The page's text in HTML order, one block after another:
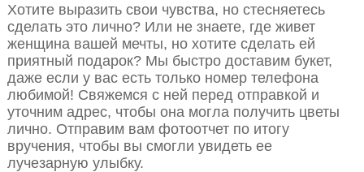
Хотите выразить свои чувства, но стесняетесь
сделать это лично? Или не знаете, где живет
женщина вашей мечты, но хотите сделать ей
приятный подарок? Мы быстро доставим букет,
даже если у вас есть только номер телефона
любимой! Свяжемся с ней перед отправкой и
уточним адрес, чтобы она могла получить цветы
лично. Отправим вам фотоотчет по итогу
вручения, чтобы вы смогли увидеть ее
лучезарную улыбку.